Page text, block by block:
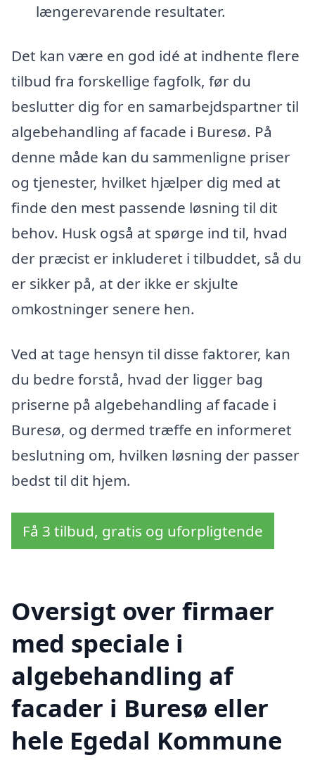
længerevarende resultater.
Det kan være en god idé at indhente flere
tilbud fra forskellige fagfolk, før du
beslutter dig for en samarbejdspartner til
algebehandling af facade i Buresø. På
denne måde kan du sammenligne priser
og tjenester, hvilket hjælper dig med at
finde den mest passende løsning til dit
behov. Husk også at spørge ind til, hvad
der præcist er inkluderet i tilbuddet, så du
er sikker på, at der ikke er skjulte
omkostninger senere hen.
Ved at tage hensyn til disse faktorer, kan
du bedre forstå, hvad der ligger bag
priserne på algebehandling af facade i
Buresø, og dermed træffe en informeret
beslutning om, hvilken løsning der passer
bedst til dit hjem.
Få 3 tilbud, gratis og uforpligtende
Oversigt over firmaer
med speciale i
algebehandling af
facader i Buresø eller
hele Egedal Kommune